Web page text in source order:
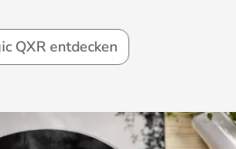
QXR entdecken